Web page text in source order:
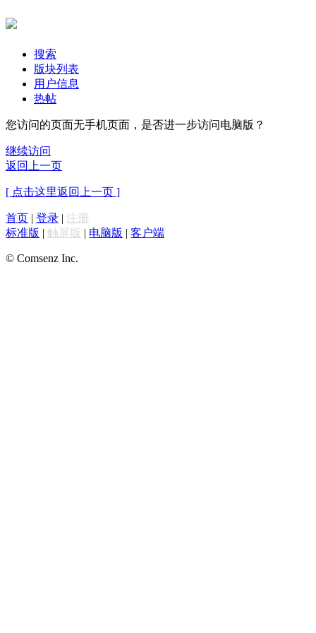
搜索
版块列表
用户信息
热帖
您访问的页面无手机页面，是否进一步访问电脑版？
继续访问
返回上一页
[ 点击这里返回上一页 ]
首页 | 登录 | 注册
标准版 | 触屏版 | 电脑版 | 客户端
© Comsenz Inc.